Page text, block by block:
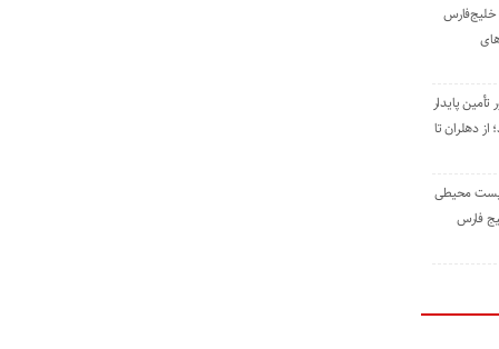
خلیج‌فارس
پایدار
دهلران تا
‌محیطی
‌فارس